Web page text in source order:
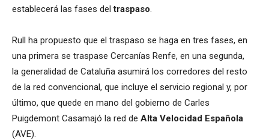
establecerá las fases del traspaso.
Rull ha propuesto que el traspaso se haga en tres fases, en
una primera se traspase Cercanías Renfe, en una segunda,
la generalidad de Cataluña asumirá los corredores del resto
de la red convencional, que incluye el servicio regional y, por
último, que quede en mano del gobierno de Carles
Puigdemont Casamajó la red de Alta Velocidad Española
(AVE).